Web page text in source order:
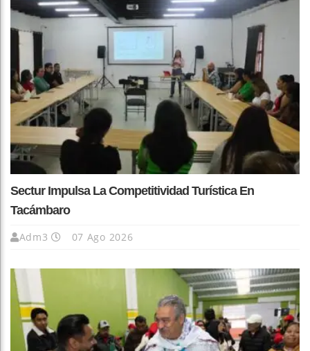
Sectur Impulsa La Competitividad Turística En
Tacámbaro
Adm3 07 Ago 2026